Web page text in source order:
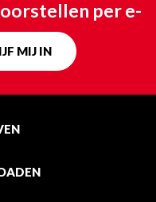
per e-
MIJ IN